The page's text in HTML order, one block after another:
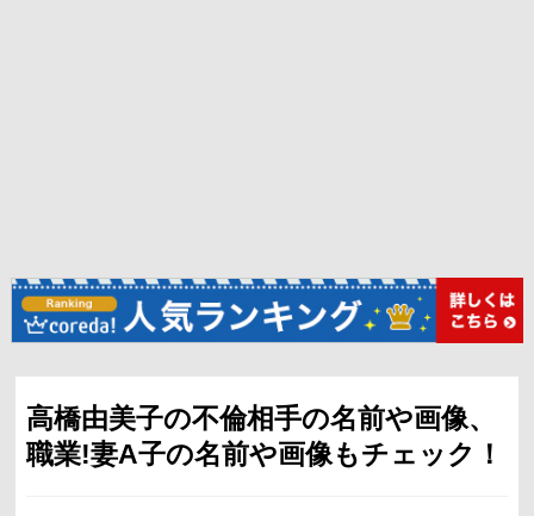
高橋由美子の不倫相手の名前や画像、
職業!妻A子の名前や画像もチェック！